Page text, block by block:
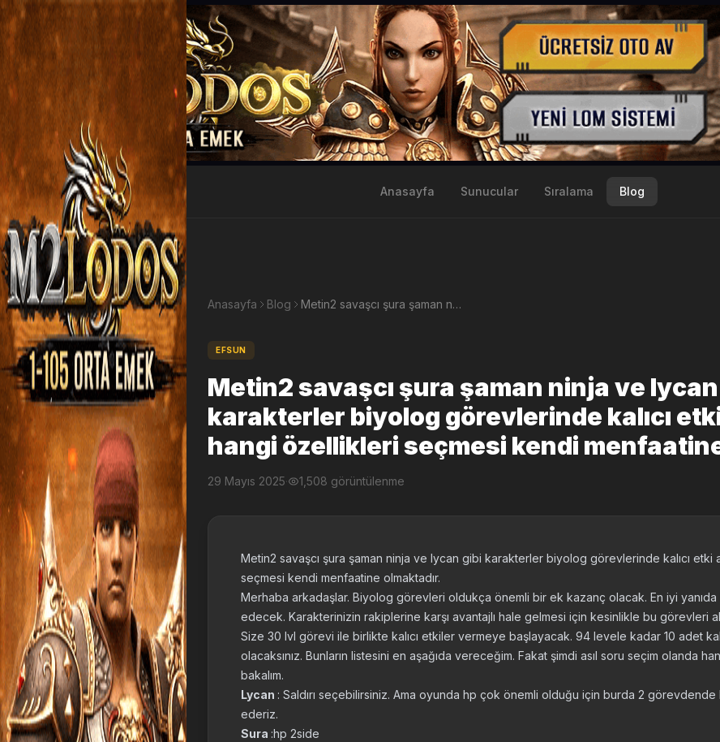
EP Kazan Anasayfa Sunucular Sıralama Blog
Anasayfa Blog Metin2 savaşcı şura şaman ninja ve lycan gibi karakterler biyolog görevlerinde kalıcı etki alırken hangi özellikleri seçmesi kendi menfaatine olmaktadır.
EFSUN
Metin2 savaşcı şura şaman ninja ve
karakterler biyolog görevlerinde kalıcı
hangi özellikleri seçmesi kendi
29 Mayıs 2025· 1,508 görüntülenme
Metin2 savaşcı şura şaman ninja ve lycan gibi karakterler biyolog görevlerinde kalıcı etki
seçmesi kendi menfaatine olmaktadır.
Merhaba arkadaşlar. Biyolog görevleri oldukça önemli bir ek kazanç olacak. En iyi yanıda
edecek. Karakterinizin rakiplerine karşı avantajlı hale gelmesi için kesinlikle bu görevleri
Size 30 lvl görevi ile birlikte kalıcı etkiler vermeye başlayacak. 94 levele kadar 10 adet
olacaksınız. Bunların listesini en aşağıda vereceğim. Fakat şimdi asıl soru seçim olanda
bakalım.
Lycan : Saldırı seçebilirsiniz. Ama oyunda hp çok önemli olduğu için burda 2 görevdende
ederiz.
Sura :hp 2side